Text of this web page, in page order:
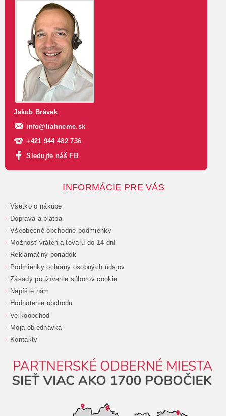
Jakub Brávek
info@ liahneme.sk
+421 944 482 736
Sledujte náš FB
INFORMÁCIE PRE VÁS
Všetko o nákupe
Doprava a platba
Všeobecné obchodné podmienky
Možnosť vrátenia tovaru do 14 dní
Reklamačný poriadok
Podmienky ochrany osobných údajov
Zásady používanie súborov cookie
Napíšte nám
Hodnotenie obchodu
Veľkoobchod
Moja objednávka
Kontakty